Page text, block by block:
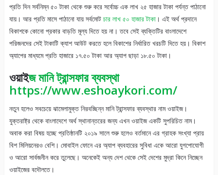
প্রতি দিন সর্বনিম্ন ৫০ টাকা থেকে শুরু করে সর্বোচ্চ এক লাখ ২৫ হাজার টাকা পর্যন্ত পাঠানো
যায়। আর প্রতি মাসে পাঠানো যায় সর্বমোটচার লাখ ৫০ হাজার টাকা। এই অর্থ প্রদানে
বিকাশকে কোনো প্রকার বাড়তি মূল্য দিতে হয় না। তবে সেই ব্যক্তিটির বাংলাদেশে
পরিজনদের সেই টাকাটি ক্যাশ আউট করতে হলে বিকাশের নির্ধারিত খরচটি দিতে হয়। বিকাশ
অ্যাপের মাধ্যমে প্রতি হাজারে ১৭.৫০ টাকা আর অ্যাপ ছাড়া ১৮.৫০ টাকা।
ওয়াইজমানি ট্রান্সফার ব্যবস্থা
https://www.eshoaykori.com/
নতুন হলেও সবচেয়ে ঝামেলামুক্ত নিরবচ্ছিন্ন মানি ট্রান্সফার ব্যবস্থার নাম ওয়াইজ।
যুক্তরাষ্ট্র থেকে বাংলাদেশে অর্থ স্থানান্তরের জন্য এখন ওয়াইজ একটি সুপরিচিত নাম।
অবাক করা বিষয় হচ্ছে প্রতিষ্ঠানটি ২০১৯ সালে শুরু হলেও বর্তমানে এর গ্রাহক সংখ্যা প্রায়
বিশ মিলিয়নেরও বেশি। মোবাইল ফোনে এর অ্যাপ ব্যবহারের সুবিধা একে আরো যুগপোযোগী
ও আরো সার্বজনীন করে তুলেছে। অনেকেই অন্য দেশ থেকে সেই দেশের মুদ্রা কিনে নিচ্ছেন
ওয়াইজের বদৌলতে।